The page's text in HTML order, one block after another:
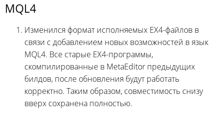
MQL4
Изменился формат исполняемых EX4-файлов в
связи с добавлением новых возможностей в язык
MQL4. Все старые EX4-программы,
скомпилированные в MetaEditor предыдущих
билдов, после обновления будут работать
корректно. Таким образом, совместимость снизу
вверх сохранена полностью.